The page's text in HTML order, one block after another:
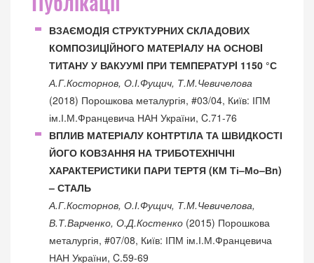
ВЗАЄМОДIЯ СТРУКТУРНИХ СКЛАДОВИХ
КОМПОЗИЦIЙНОГО МАТЕРIАЛУ НА ОСНОВI
ТИТАНУ У ВАКУУМI ПРИ ТЕМПЕРАТУРI 1150 °С
А.Г.Косторнов, О.І.Фущич, Т.М.Чевичелова
(2018) Порошкова металургія, #03/04, Київ: ІПМ
ім.І.М.Францевича НАН України, C.71-76
ВПЛИВ МАТЕРІАЛУ КОНТРТІЛА ТА ШВИДКОСТІ
ЙОГО КОВЗАННЯ НА ТРИБОТЕХНІЧНІ
ХАРАКТЕРИСТИКИ ПАРИ ТЕРТЯ (КМ Ті–Мо–Вn)
– СТАЛЬ
А.Г.Косторнов, О.І.Фущич, Т.М.Чевичелова,
В.Т.Варченко, О.Д.Костенко (2015) Порошкова
металургія, #07/08, Київ: ІПМ ім.І.М.Францевича
НАН України, C.59-69